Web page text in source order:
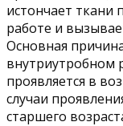
истончает ткани
работе и
Основная
внутриутробном
проявляется в
случаи
старшего